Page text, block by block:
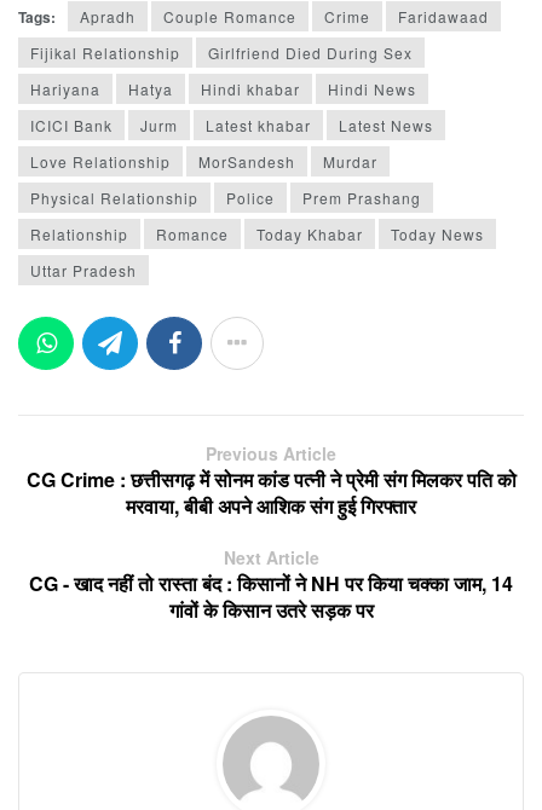
Tags: Apradh Couple Romance Crime
Faridawaad
Fijikal Relationship
Girlfriend Died During Sex
Hariyana
Hatya Hindi khabar
Hindi News
ICICI Bank
Jurm Latest khabar
Latest News
Love Relationship
MorSandesh
Murdar
Physical Relationship
Police
Prem Prashang
Relationship
Romance Today Khabar
Today News
Uttar Pradesh
Previous Article
CG Crime : छत्तीसगढ़ में सोनम कांड पत्नी ने प्रेमी संग मिलकर पति को
मरवाया, बीबी अपने आशिक संग हुई गिरफ्तार
Next Article
CG - खाद नहीं तो रास्ता बंद : किसानों ने NH पर किया चक्का जाम, 14
गांवों के किसान उतरे सड़क पर